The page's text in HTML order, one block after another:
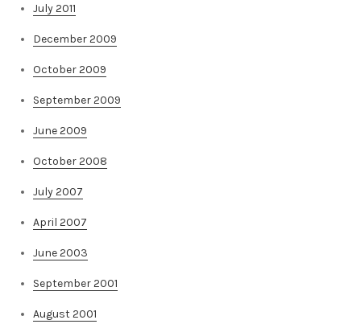
July 2011
December 2009
October 2009
September 2009
June 2009
October 2008
July 2007
April 2007
June 2003
September 2001
August 2001